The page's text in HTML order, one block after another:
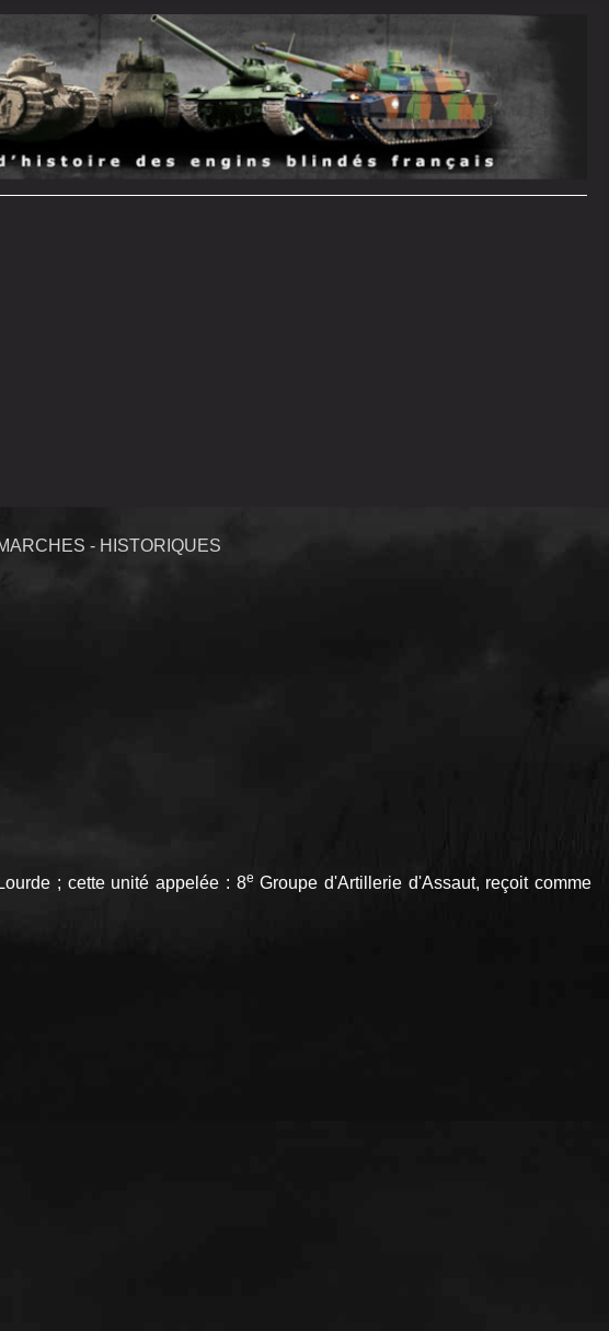
- HISTORIQUES
; cette unité appelée : 8e Groupe d'Artillerie d'Assaut, reçoit comme